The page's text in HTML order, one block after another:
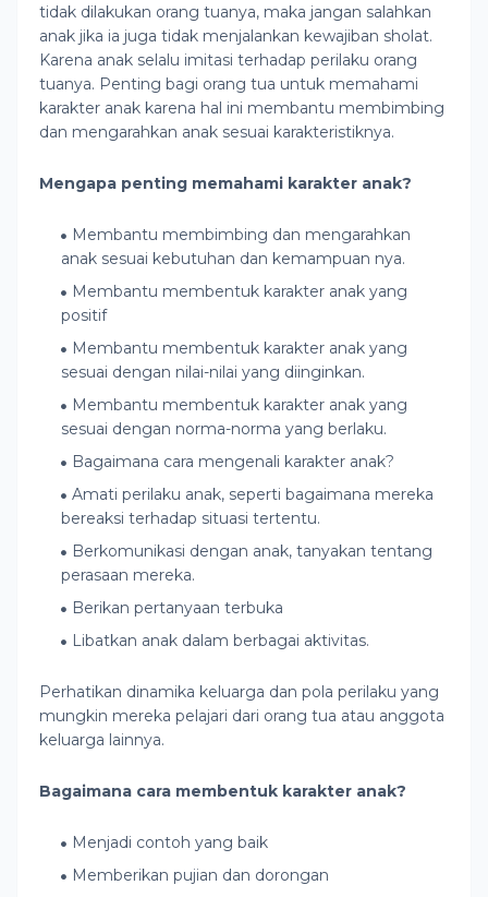
tidak dilakukan orang tuanya, maka jangan salahkan
anak jika ia juga tidak menjalankan kewajiban sholat.
Karena anak selalu imitasi terhadap perilaku orang
tuanya. Penting bagi orang tua untuk memahami
karakter anak karena hal ini membantu membimbing
dan mengarahkan anak sesuai karakteristiknya.
Mengapa penting memahami karakter anak?
Membantu membimbing dan mengarahkan
anak sesuai kebutuhan dan kemampuan nya.
Membantu membentuk karakter anak yang
positif
Membantu membentuk karakter anak yang
sesuai dengan nilai-nilai yang diinginkan.
Membantu membentuk karakter anak yang
sesuai dengan norma-norma yang berlaku.
Bagaimana cara mengenali karakter anak?
Amati perilaku anak, seperti bagaimana mereka
bereaksi terhadap situasi tertentu.
Berkomunikasi dengan anak, tanyakan tentang
perasaan mereka.
Berikan pertanyaan terbuka
Libatkan anak dalam berbagai aktivitas.
Perhatikan dinamika keluarga dan pola perilaku yang
mungkin mereka pelajari dari orang tua atau anggota
keluarga lainnya.
Bagaimana cara membentuk karakter anak?
Menjadi contoh yang baik
Memberikan pujian dan dorongan